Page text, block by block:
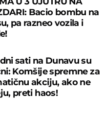
Bacio bombu na
pa razneo vozila i
sati na Dunavu su
Komšije spremne za
akciju, ako ne
preti haos!